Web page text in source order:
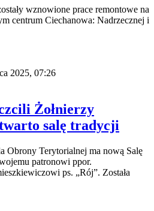
wznowione prace remontowe na
centrum Ciechanowa: Nadrzecznej i
2025, 07:26
Żołnierzy
salę tradycji
Obrony Terytorialnej ma nową Salę
patronowi ppor.
ps. „Rój”. Została